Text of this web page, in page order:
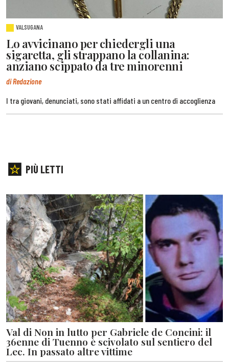
VALSUGANA
Lo avvicinano per chiedergli una
sigaretta, gli strappano la collanina:
anziano scippato da tre minorenni
di Redazione
I tra giovani, denunciati, sono stati affidati a un centro di accoglienza
PIÙ LETTI
Val di Non in lutto per Gabriele de Concini: il
36enne di Tuenno è scivolato sul sentiero del
Lec. In passato altre vittime